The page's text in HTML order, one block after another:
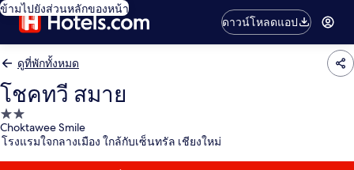
ข้ามไปยังส่วนหลักของหน้า
ดาวน์โหลดแอป
ดูที่พักทั้งหมด
โชคทวี สมาย
ที่พัก
2.0
Choktawee Smile
โรงแรมใจกลางเมือง ใกล้กับเซ็นทรัล เชียงใหม่